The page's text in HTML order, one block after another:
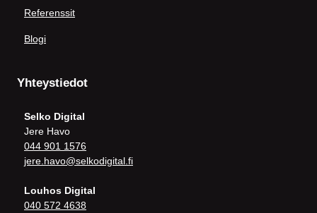
Referenssit
Blogi
Yhteystiedot
Selko Digital
Jere Havo
044 901 1576
jere.havo@selkodigital.fi
Louhos Digital
040 572 4638